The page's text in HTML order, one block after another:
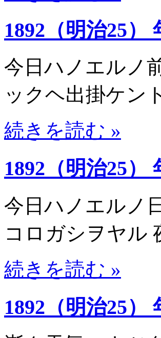
1892（明治25）
今日ハノエルノ
ックヘ出掛ケン
続きを読む »
1892（明治25）
今日ハノエルノ
コロガシヲヤル
続きを読む »
1892（明治25）